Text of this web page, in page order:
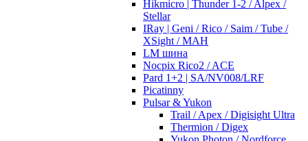
Hikmicro | Thunder 1-2 / Alpex /
Stellar
IRay | Geni / Rico / Saim / Tube /
XSight / MAH
LM шина
Nocpix Rico2 / ACE
Pard 1+2 | SA/NV008/LRF
Picatinny
Pulsar & Yukon
Trail / Apex / Digisight Ultra
Thermion / Digex